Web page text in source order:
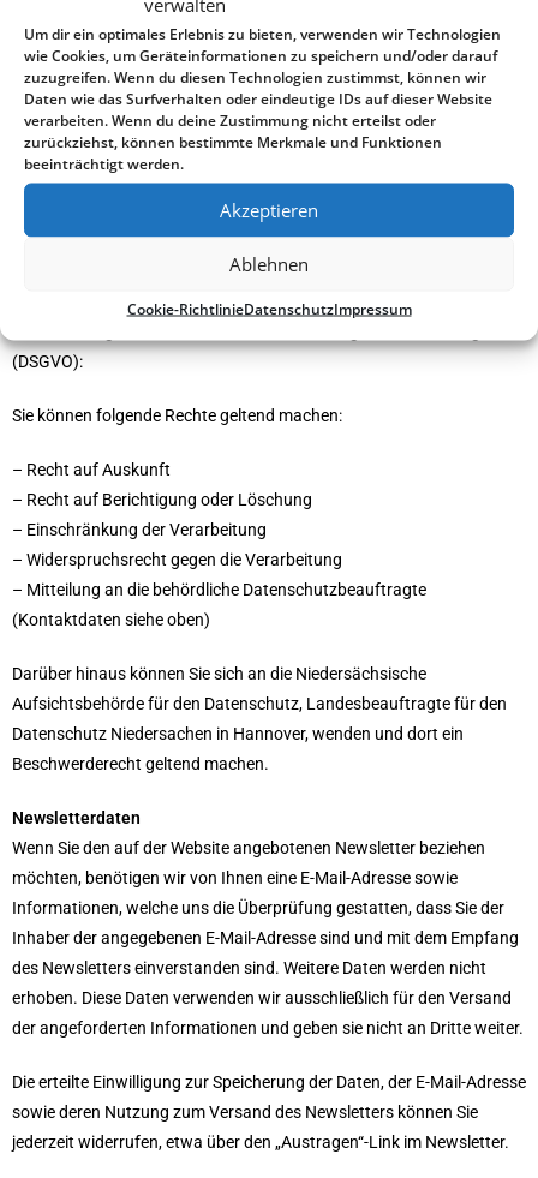
Um dir ein optimales Erlebnis zu bieten, verwenden wir Technologien
wie Cookies, um Geräteinformationen zu speichern und/oder darauf
zuzugreifen. Wenn du diesen Technologien zustimmst, können wir
Daten wie das Surfverhalten oder eindeutige IDs auf dieser Website
verarbeiten. Wenn du deine Zustimmung nicht erteilst oder
zurückziehst, können bestimmte Merkmale und Funktionen
beeinträchtigt werden.
Akzeptieren
Ablehnen
Cookie-RichtlinieDatenschutzImpressum
Empfänger und den Zweck der Datenverarbeitung sowie ein Recht
auf Berichtigung, Sperrung oder Löschung dieser Daten. Hierzu sowie
zu weiteren Fragen zum Thema
personenbezogene Daten können Sie sich jederzeit an die folgende
Adresse wenden.
Landkreis Lüneburg
(DSGVO):
Sie können folgende Rechte geltend machen:
– Recht auf Auskunft
– Recht auf Berichtigung oder Löschung
– Einschränkung der Verarbeitung
– Widerspruchsrecht gegen die Verarbeitung
– Mitteilung an die behördliche Datenschutzbeauftragte
(Kontaktdaten siehe oben)
Darüber hinaus können Sie sich an die Niedersächsische
Aufsichtsbehörde für den Datenschutz, Landesbeauftragte für den
Datenschutz Niedersachen in Hannover, wenden und dort ein
Beschwerderecht geltend machen.
Newsletterdaten
Wenn Sie den auf der Website angebotenen Newsletter beziehen
möchten, benötigen wir von Ihnen eine E-Mail-Adresse sowie
Informationen, welche uns die Überprüfung gestatten, dass Sie der
Inhaber der angegebenen E-Mail-Adresse sind und mit dem Empfang
des Newsletters einverstanden sind. Weitere Daten werden nicht
erhoben. Diese Daten verwenden wir ausschließlich für den Versand
der angeforderten Informationen und geben sie nicht an Dritte weiter.
Die erteilte Einwilligung zur Speicherung der Daten, der E-Mail-Adresse
sowie deren Nutzung zum Versand des Newsletters können Sie
jederzeit widerrufen, etwa über den „Austragen“-Link im Newsletter.